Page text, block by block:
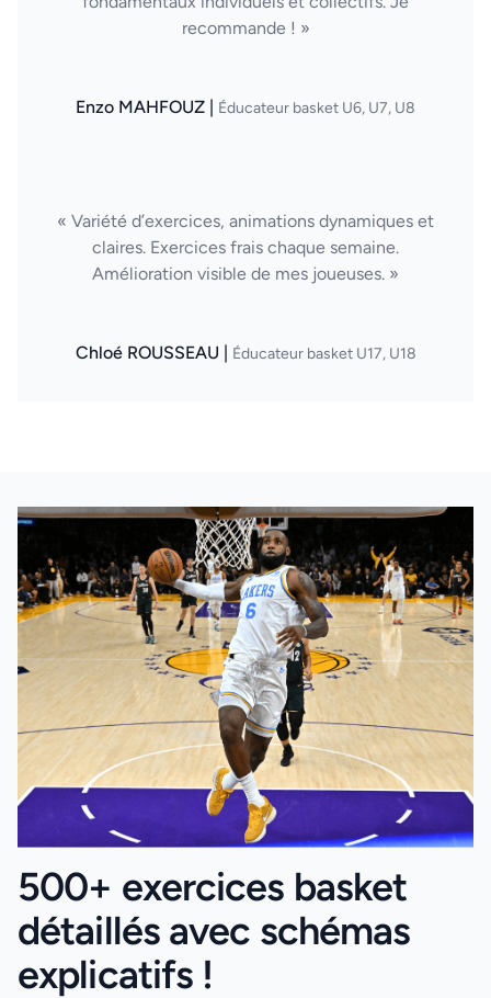
recommande ! »
Enzo MAHFOUZ | Éducateur basket U6, U7, U8
« Variété d’exercices, animations dynamiques et
claires. Exercices frais chaque semaine.
Amélioration visible de mes joueuses. »
Chloé ROUSSEAU | Éducateur basket U17, U18
500+ exercices basket
détaillés avec schémas
explicatifs !